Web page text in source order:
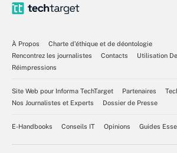
À Propos
Charte d’éthique et de déontologie
Rencontrez les journalistes
Contacts
Utilisation
Réimpressions
Site Web pour Informa TechTarget Partenaires
Nos Journalistes et Experts
Dossier de Presse
E-Handbooks Conseils IT Opinions Guides